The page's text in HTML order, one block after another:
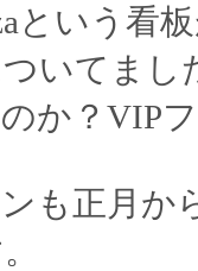
という看
いてまし
か？VIP
ンも正月